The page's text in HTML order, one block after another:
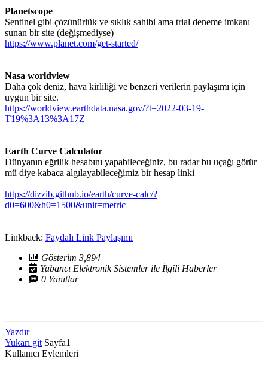
Planetscope
Sentinel gibi çözünürlük ve sıklık sahibi ama trial deneme imkanı
sunan bir site (değişmediyse)
https://www.planet.com/get-started/
Nasa worldview
Daha çok deniz, hava kirliliği ve benzeri verilerin paylaşımı için
uygun bir site.
https://worldview.earthdata.nasa.gov/?t=2022-03-19-
T19%3A13%3A17Z
Earth Curve Calculator
Dünyanın eğrilik hesabını yapabileceğiniz, bu radar bu uçağı görür
mü diye kabaca algılayabileceğimiz bir hesap linki
https://dizzib.github.io/earth/curve-calc/?
d0=600&h0=1500&unit=metric
Linkback: Faydalı Link Paylaşımı
Gösterim 3,894
Yabancı Elektronik Sistemler ile İlgili Haberler
0 Yanıtlar
Yazdır
Yukarı git Sayfa1
Kullanıcı Eylemleri